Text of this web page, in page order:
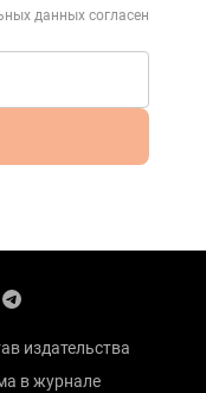
данных согласен
издательства
в журнале